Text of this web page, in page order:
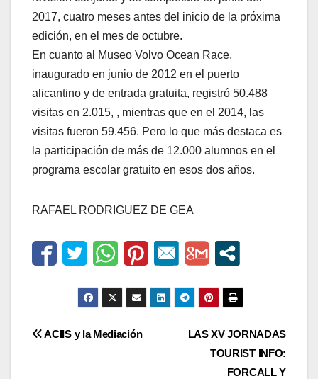
2017, cuatro meses antes del inicio de la próxima
edición, en el mes de octubre.
En cuanto al Museo Volvo Ocean Race,
inaugurado en junio de 2012 en el puerto
alicantino y de entrada gratuita, registró 50.488
visitas en 2.015, , mientras que en el 2014, las
visitas fueron 59.456. Pero lo que más destaca es
la participación de más de 12.000 alumnos en el
programa escolar gratuito en esos dos años.
RAFAEL RODRIGUEZ DE GEA
Navegación
LAS XV JORNADAS
TOURIST INFO:
FORCALL Y
ACIIS y la Mediación